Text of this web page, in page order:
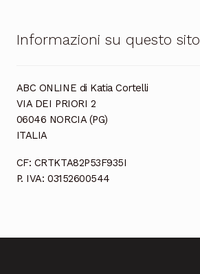
Informazioni su questo sito
ABC ONLINE di Katia Cortelli
VIA DEI PRIORI 2
06046 NORCIA (PG)
ITALIA
CF: CRTKTA82P53F935I
P. IVA: 03152600544